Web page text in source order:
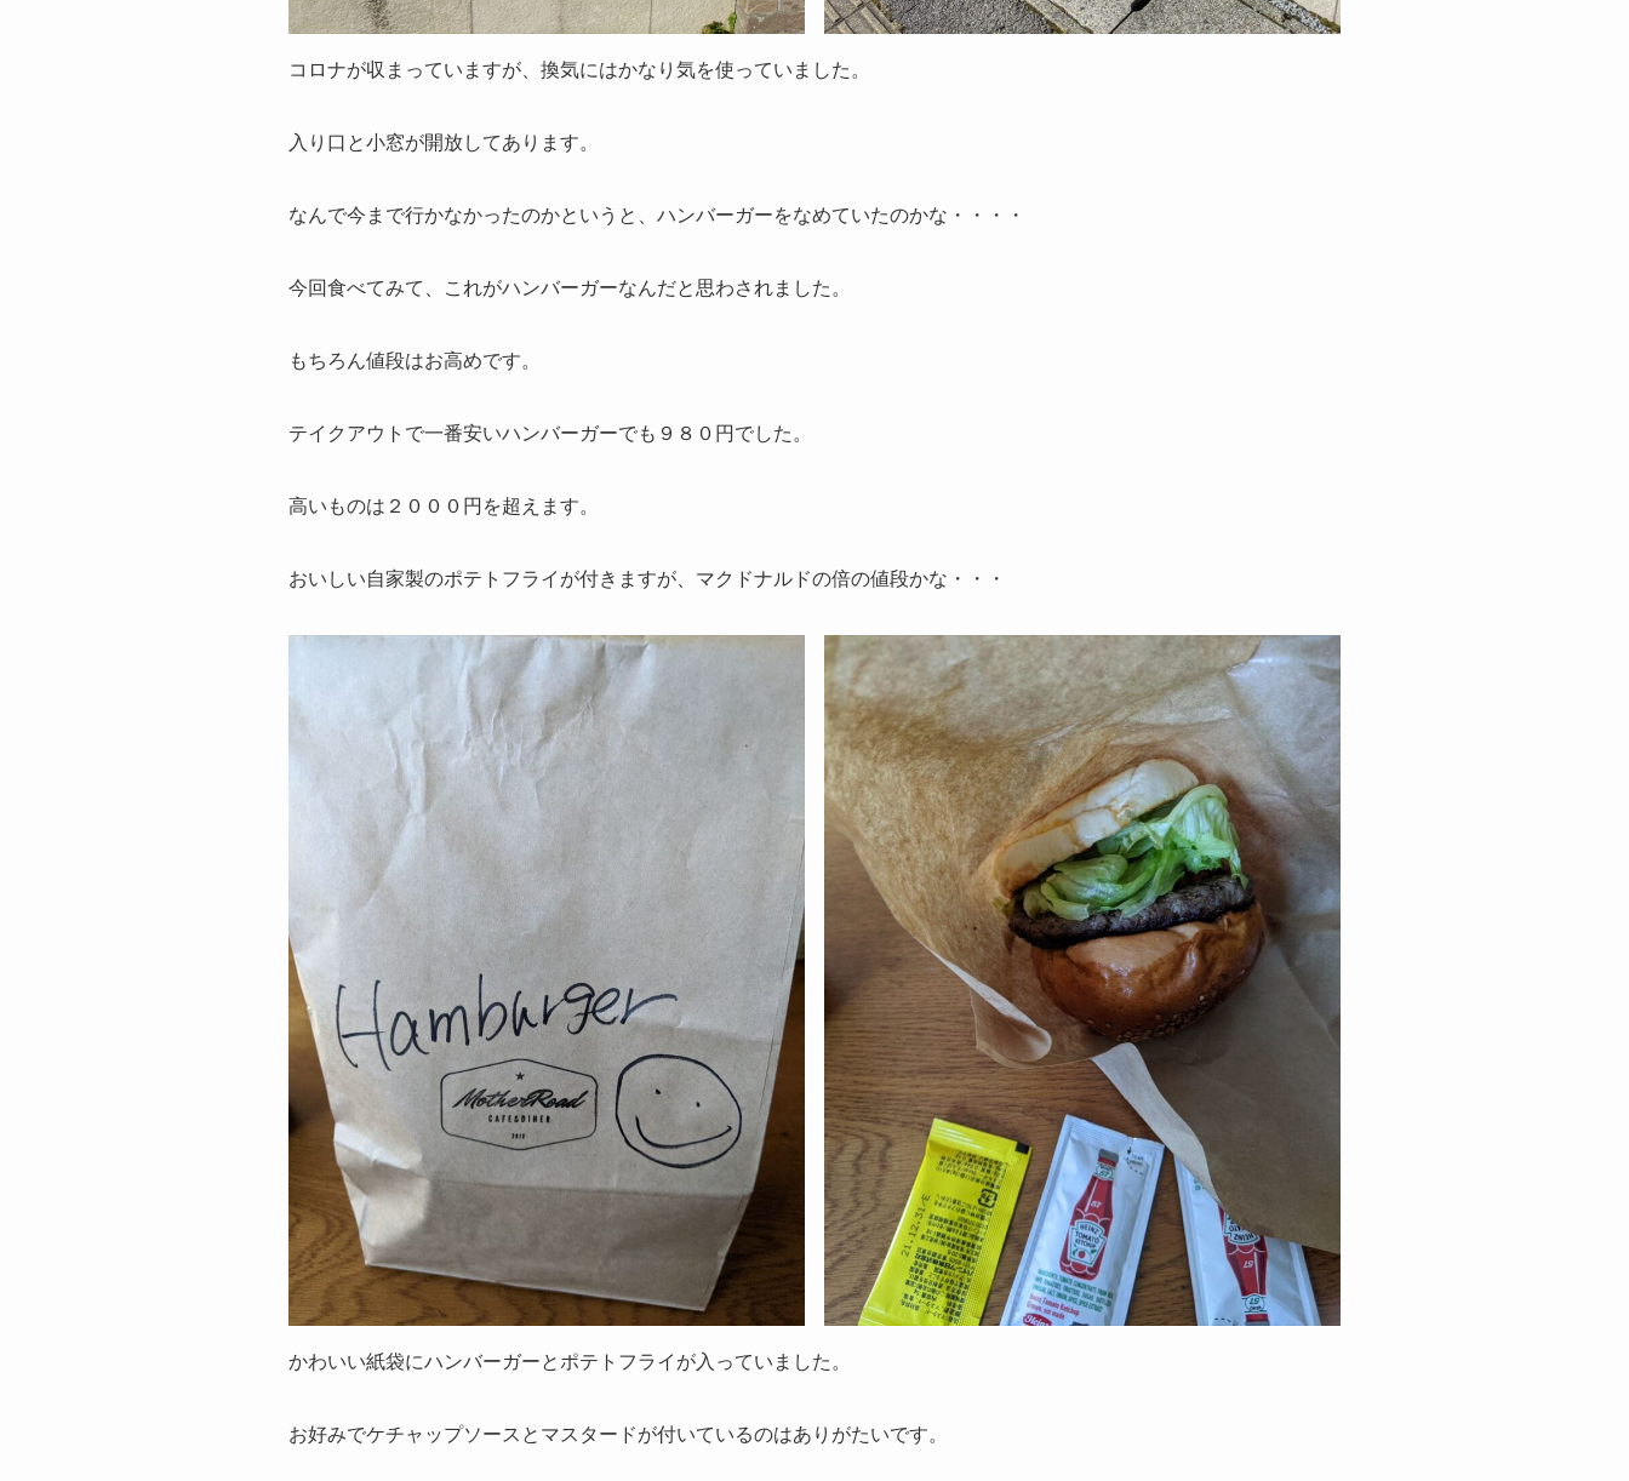
コロナが収まっていますが、換気にはかなり気を使っていました。
入り口と小窓が開放してあります。
なんで今まで行かなかったのかというと、ハンバーガーをなめていたのかな・・・・
今回食べてみて、これがハンバーガーなんだと思わされました。
もちろん値段はお高めです。
テイクアウトで一番安いハンバーガーでも９８０円でした。
高いものは２０００円を超えます。
おいしい自家製のポテトフライが付きますが、マクドナルドの倍の値段かな・・・
かわいい紙袋にハンバーガーとポテトフライが入っていました。
お好みでケチャップソースとマスタードが付いているのはありがたいです。